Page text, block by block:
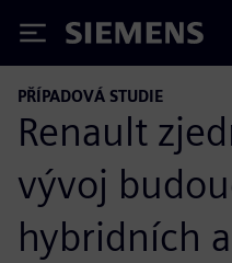
Siemens
PŘÍPADOVÁ STUDIE
Renault
vývoj
hybridních